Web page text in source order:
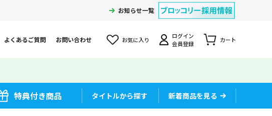
お知らせ一覧
よくあるご質問 お問い合わせ お気に入り
ログイン
会員登録
カート
特典付き商品 タイトルから探す 新着商品を見る